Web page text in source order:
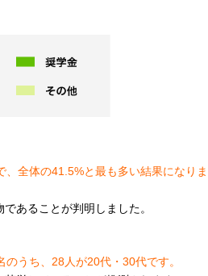
全体の41.5%と最も多い結果になりま
あることが判明しました。
うち、28人が20代・30代です。